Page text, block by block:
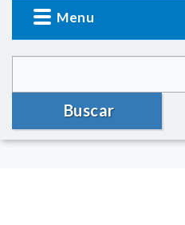
Menu
Buscar